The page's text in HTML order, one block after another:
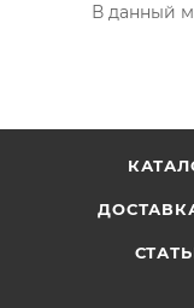
В данный